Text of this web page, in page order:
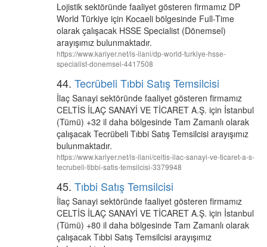
Lojistik sektöründe faaliyet gösteren firmamız DP
World Türkiye için Kocaeli bölgesinde Full-Time
olarak çalışacak HSSE Specialist (Dönemsel)
arayışımız bulunmaktadır.
https://www.kariyer.net/is-ilani/dp-world-turkiye-hsse-
specialist-donemsel-4417508
44. Tecrübeli Tıbbi Satış Temsilcisi
İlaç Sanayi sektöründe faaliyet gösteren firmamız
CELTİS İLAÇ SANAYİ VE TİCARET A.Ş. için İstanbul
(Tümü) +32 il daha bölgesinde Tam Zamanlı olarak
çalışacak Tecrübeli Tıbbi Satış Temsilcisi arayışımız
bulunmaktadır.
https://www.kariyer.net/is-ilani/celtis-ilac-sanayi-ve-ticaret-a-s-
tecrubeli-tibbi-satis-temsilcisi-3379948
45. Tıbbi Satış Temsilcisi
İlaç Sanayi sektöründe faaliyet gösteren firmamız
CELTİS İLAÇ SANAYİ VE TİCARET A.Ş. için İstanbul
(Tümü) +80 il daha bölgesinde Tam Zamanlı olarak
çalışacak Tıbbi Satış Temsilcisi arayışımız